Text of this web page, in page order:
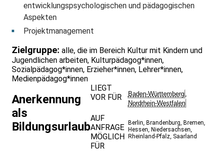
entwicklungspsychologischen und pädagogischen
Aspekten
Projektmanagement
Zielgruppe: alle, die im Bereich Kultur mit Kindern und
Jugendlichen arbeiten, Kulturpädagog*innen,
Sozialpädagog*innen, Erzieher*innen, Lehrer*innen,
Medienpädagog*innen
Anerkennung
als
Bildungsurlaub
LIEGT
VOR FÜR
Baden-Württemberg
Nordrhein-Westfalen
AUF
ANFRAGE
MÖGLICH
FÜR
Berlin ,Brandenburg ,Bremen
Hessen ,Niedersachsen
Rheinland-Pfalz Saarland